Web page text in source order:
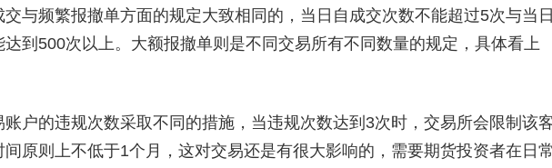
频繁报撤单方面的规定大致相同的，当日自成交次数不能超过5次与当日
到500次以上。大额报撤单则是不同交易所有不同数量的规定，具体看上
的违规次数采取不同的措施，当违规次数达到3次时，交易所会限制该
间原则上不低于1个月，这对交易还是有很大影响的，需要期货投资者在日常